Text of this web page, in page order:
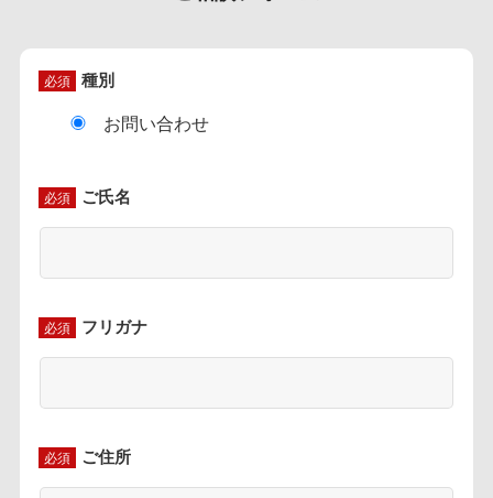
必須 種別
お問い合わせ
必須 ご氏名
必須 フリガナ
必須 ご住所